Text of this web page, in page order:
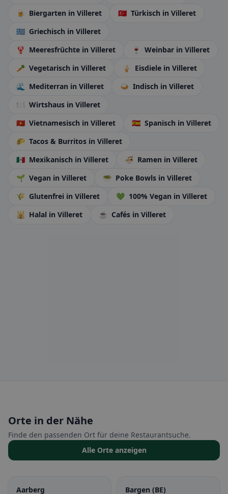
🍺 Biergarten in Villeret 🇹🇷 Türkisch in Villeret
🇬🇷 Griechisch in Villeret
🦞 Meeresfrüchte in Villeret 🍷 Weinbar in Villeret
🥕 Vegetarisch in Villeret 🍦 Eisdiele in Villeret
🌊
Mediterran in Villeret 🍛 Indisch in Villeret
🍽️ Wirtshaus in Villeret
🇻🇳 Vietnamesisch in Villeret 🇪🇸 Spanisch in Villeret
🌮 Tacos & Burritos in Villeret
🇲🇽 Mexikanisch in Villeret 🍜 Ramen in Villeret
🌱 Vegan in Villeret 🥗 Poke Bowls in Villeret
🌾 Glutenfrei in Villeret 💚 100% Vegan in Villeret
🕌 Halal in Villeret ☕ Cafés in Villeret
Orte in der Nähe
Finde den passenden Ort für deine Restaurantsuche.
Alle Orte anzeigen
Aarberg Bargen (BE)